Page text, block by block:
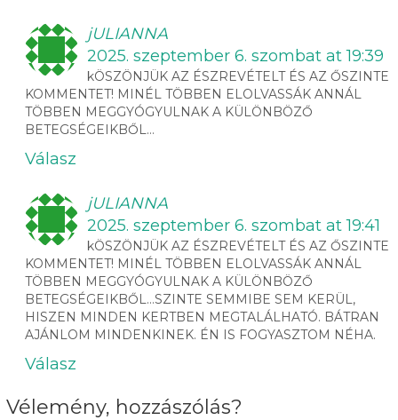
jULIANNA
2025. szeptember 6. szombat at 19:39
kÖSZÖNJÜK AZ ÉSZREVÉTELT ÉS AZ ŐSZINTE
KOMMENTET! MINÉL TÖBBEN ELOLVASSÁK ANNÁL
TÖBBEN MEGGYÓGYULNAK A KÜLÖNBÖZŐ
BETEGSÉGEIKBŐL…
Válasz
jULIANNA
2025. szeptember 6. szombat at 19:41
kÖSZÖNJÜK AZ ÉSZREVÉTELT ÉS AZ ŐSZINTE
KOMMENTET! MINÉL TÖBBEN ELOLVASSÁK ANNÁL
TÖBBEN MEGGYÓGYULNAK A KÜLÖNBÖZŐ
BETEGSÉGEIKBŐL…SZINTE SEMMIBE SEM KERÜL,
HISZEN MINDEN KERTBEN MEGTALÁLHATÓ. BÁTRAN
AJÁNLOM MINDENKINEK. ÉN IS FOGYASZTOM NÉHA.
Válasz
Vélemény, hozzászólás?